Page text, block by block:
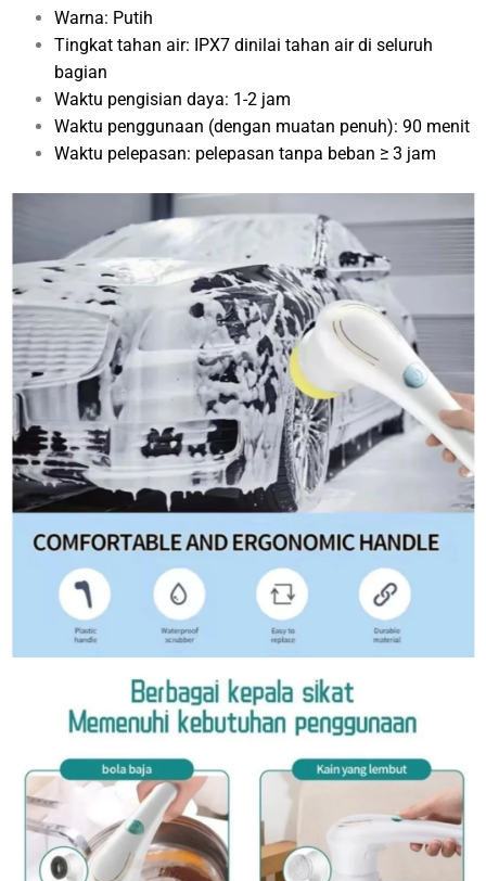
Warna: Putih
Tingkat tahan air: IPX7 dinilai tahan air di seluruh
bagian
Waktu pengisian daya: 1-2 jam
Waktu penggunaan (dengan muatan penuh): 90 menit
Waktu pelepasan: pelepasan tanpa beban ≥ 3 jam